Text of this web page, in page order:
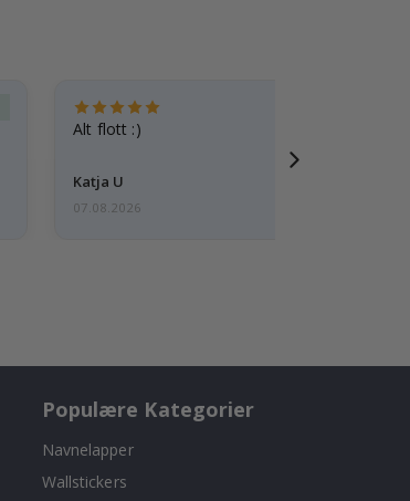
Alt flott :)
Katja U
07.08.2026
Populære Kategorier
Navnelapper
Wallstickers